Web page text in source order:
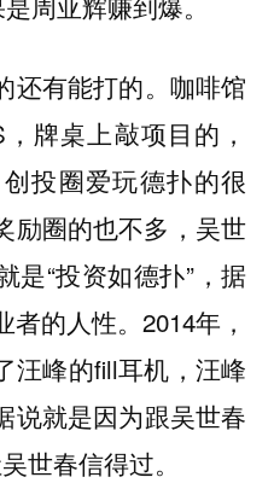
还有能打的。咖啡馆
牌桌上敲项目的，
投圈爱玩德扑的很
励圈的也不多，吴世
是“投资如德扑”，据
的人性。2014年，
汪峰的fill耳机，汪峰
说就是因为跟吴世春
世春信得过。